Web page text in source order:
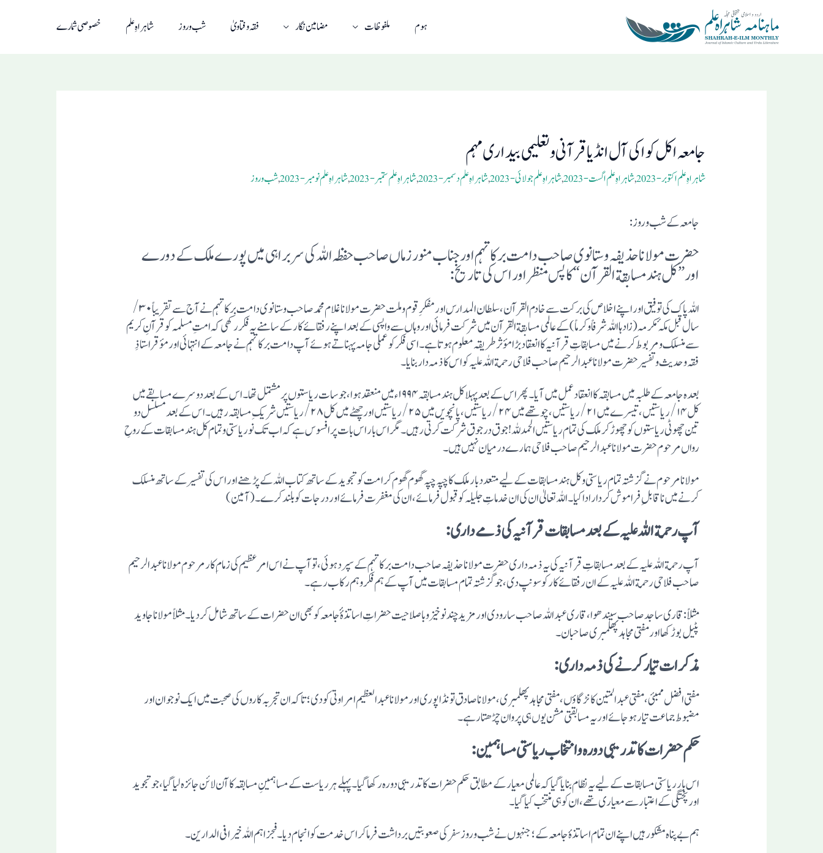
ہوم ملفوظات مضامین نگار فقہ و فتاویٰ شب و روز شاہراہِ علم خصوصی شمارے
جامعہ اکل کوا کی آل انڈیا قرآنی و تعلیمی بیداری مہم
شاہراہِ علم اکتوبر- 2023 ,شاہراہِ علم اگست- 2023 ,شاہراہِ علم جولائی- 2023 ,شاہراہِ علم دسمبر- 2023 ,شاہراہِ علم ستمبر- 2023 ,شاہراہِ علم نومبر- 2023 ,شب و روز
جامعہ کے شب و روز:
حضرت مولانا حذیفہ و ستانوی صاحب دامت برکاتہم اور جناب منور زماں صاحب حفظہ اللہ کی سربراہی میں پورے ملک کے دورے
اور”کل ہند مسابقة القرآن“ کا پس منظر اور اس کی تاریخ:
اللہ پاک کی توفیق اور اپنے اخلاص کی برکت سے خادم القرآن، سلطان المدارس اورمفکرِ قوم و ملت حضرت مولانا غلام محمد صاحب وستانوی دامت برکاتہم نے آج سے تقریباً ۳۰ /
سال قبل مکہٴ مکرمہ (زادہا اللہ شرفاً و کرماً)کے عالمی مسابقة القرآن میں شرکت فرمائی اور وہاں سے واپسی کے بعد اپنے رفقائے کار کے سامنے یہ فکر رکھی کہ امتِ مسلمہ کو قرآنِ کریم
سے منسلک ومربوط کرنے میں مسابقاتِ قرآنیہ کا انعقاد بڑا مؤثر طریقہ معلوم ہوتا ہے۔اسی فکر کو عملی جامہ پہناتے ہوئے آپ دامت برکاتہم نے جامعہ کے انتہائی اورمؤقر استاذِ
فقہ و حدیث و تفسیر حضرت مولانا عبدالرحیم صاحب فلاحی رحمة اللہ علیہ کو اس کا ذمہ دار بنایا۔
بعدہ جامعہ کے طلبہ میں مسابقہ کا انعقاد عمل میں آیا۔ پھر اس کے بعد پہلا کل ہند مسابقہ۹۹۴ ۱ ء میں منعقد ہوا، جو سات ریاستوں پر مشتمل تھا۔ اس کے بعد دوسرے مسابقے میں
کل۴ ۱/ریاستیں،تیسرے میں ۲۱/ ریاستیں، چوتھے میں ۲۴/ ریاستیں، پانچویں میں ۲۵/ ریاستیں اور چھٹے میں کل۲۸ /ریاستیں شریکِ مسابقہ رہیں۔اس کے بعد مسلسل دو
تین چھوٹی ریاستوں کو چھوڑ کر ملک کی تمام ریاستیں الحمدللہ! جوق در جوق شرکت کرتی رہیں۔مگر اس بار اس بات پر افسوس ہے کہ اب تک نو ریاستی و تمام کل ہند مسابقات کے روحِ
رواں مرحوم حضرت مولانا عبدالرحیم صاحب فلاحی ہمارے درمیان نہیں ہیں۔
مولانا مرحوم نے گزشتہ تمام ریاستی و کل ہند مسابقات کے لیے متعدد بار ملک کا چپہ چپہ گھوم گھوم کر امت کو تجوید کے ساتھ کتاب اللہ کے پڑھنے اور اس کی تفسیر کے ساتھ منسلک
کرنے میں نا قابل ِفراموش کردار ادا کیا۔ اللہ تعالیٰ ان کی ان خدماتِ جلیلہ کو قبول فرمائے، ان کی مغفرت فرمائے اور درجات کو بلندکرے۔(آمین)
آپ رحمة اللہ علیہ کے بعد مسابقات قرآنیہ کی ذمے داری:
آپ رحمة اللہ علیہ کے بعدمسابقاتِ قرآنیہ کی یہ ذمہ داری حضرت مولانا حذیفہ صاحب دامت برکاتہم کے سپرد ہوئی، توآپ نے اس امرِ عظیم کی زمام ِکار مرحوم مولاناعبدالرحیم
صاحب فلاحی رحمة اللہ علیہ کے ان رفقائے کار کو سونپ دی،جو گزشتہ تمام مسابقات میں آپ کے ہم فکر و ہم رکاب رہے۔
مثلاً:قاری ساجد صاحب سیندھوا، قاری عبداللہ صاحب سارودی اور مزید چند نوخیز و باصلاحیت حضراتِ اساتذہٴ ٴجامعہ کو بھی ان حضرات کے ساتھ شامل کردیا ۔مثلاً مولانا جاوید
پٹیل بوڑکھااورمفتی مجاہد پھلمبری صاحبان۔
مذکرات تیار کرنے کی ذمہ داری:
مفتی افضل ممبئی،مفتی عبدالمتین کانڑگاؤں، مفتی مجاہد پھلمبری،مولانا صادق تونڈاپوری اور مولانا عبد العظیم امراوتی کو دی؛ تاکہ ان تجربہ کاروں کی صحبت میں ایک نوجوان اور
مضبوط جماعت تیار ہوجائے اور یہ مسابقتی مشن یوں ہی پروان چڑھتا رہے۔
حکم حضرات کا تدریبی دورہ وانتخاب ریاستی مساہمین:
اس بار ریاستی مسابقات کے لیے یہ نظام بنایاگیا کہ عالمی معیار کے مطابق حکم حضرات کا تدریبی دورہ رکھاگیا۔پہلے ہر ریاست کے مساہمینِ مسابقہ کا آن لائن جائزہ لیا گیا،جو تجوید
اور پختگی کے اعتبار سے معیاری تھے، ان کوہی منتخب کیا گیا۔
ہم بے پناہ مشکور ہیں اپنے ان تمام اساتذہٴ جامعہ کے؛ جنہوں نے شب و روز سفر کی صعوبتیں برداشت فرماکر اس خدمت کو انجام دیا۔فجزاہم اللہ خیرا فی الدارین۔